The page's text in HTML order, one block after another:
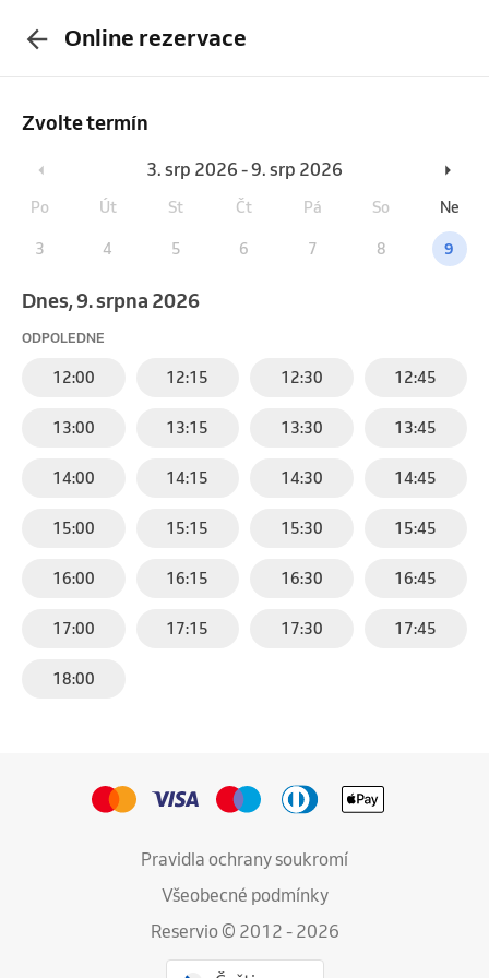
Online rezervace
Zvolte termín
3. srp 2026 - 9. srp 2026
Po Út St Čt Pá So Ne
3 4 5 6 7 8 9
Dnes, 9. srpna 2026
ODPOLEDNE
12:00 12:15 12:30 12:45
13:00 13:15 13:30 13:45
14:00 14:15 14:30 14:45
15:00 15:15 15:30 15:45
16:00 16:15 16:30 16:45
17:00 17:15 17:30 17:45
18:00
Pravidla ochrany soukromí
Všeobecné podmínky
Reservio © 2012 - 2026